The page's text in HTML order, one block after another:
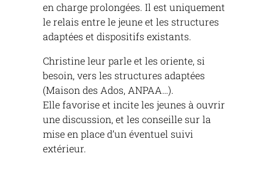
en charge prolongées. Il est uniquement
le relais entre le jeune et les structures
adaptées et dispositifs existants.
Christine leur parle et les oriente, si
besoin, vers les structures adaptées
(Maison des Ados, ANPAA…).
Elle favorise et incite les jeunes à ouvrir
une discussion, et les conseille sur la
mise en place d’un éventuel suivi
extérieur.